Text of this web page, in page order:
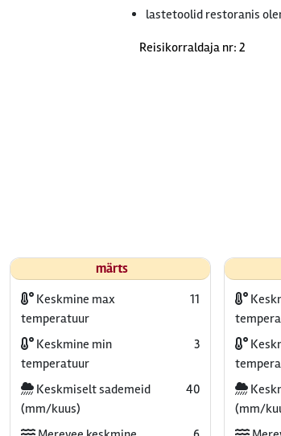
lastetoolid restoranis
Reisikorraldaja nr: 2
märts
Keskmine max
temperatuur
11
Keskmine min
temperatuur
3
Keskmiselt sademeid
(mm/kuus)
40
(mm/